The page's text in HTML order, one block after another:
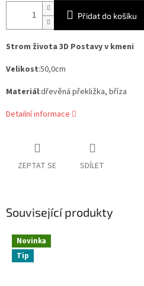
Přidat do košíku
Strom života 3D Postavy v kmeni
Velikost:50,0cm
Materiál:dřevěná překližka, bříza
Detailní informace
ZEPTAT SE SDÍLET
Související produkty
Novinka
Tip